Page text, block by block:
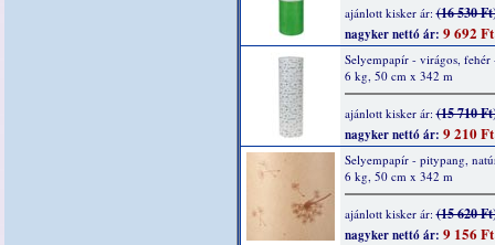
ajánlott kisker ár:(16 530
nagyker nettó ár: 9 692 Ft
Selyempapír - virágos, fehér
6 kg, 50 cm x 342 m
ajánlott kisker ár:(15 710
nagyker nettó ár: 9 210 Ft
Selyempapír - pitypang,
6 kg, 50 cm x 342 m
ajánlott kisker ár:(15 620
nagyker nettó ár: 9 156 Ft